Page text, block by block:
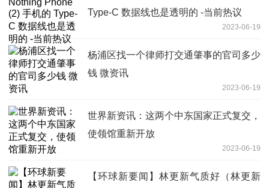
Type-C 数据线也是透明的 -当前热议
2023-06-19
杨浦区找一个律师打交通肇事的官司多少
钱 微资讯
2023-06-19
世界新资讯：这两个中东国家正式复交，
使领馆重新开放
2023-06-19
【环球新要闻】林更新气质好（林更新